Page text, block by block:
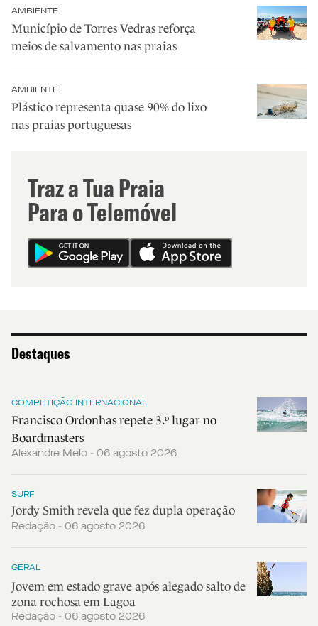
AMBIENTE
Município de Torres Vedras reforça
meios de salvamento nas praias
AMBIENTE
Plástico representa quase 90% do lixo
nas praias portuguesas
Traz a Tua Praia
Para o Telemóvel
Destaques
COMPETIÇÃO INTERNACIONAL
Francisco Ordonhas repete 3.º lugar no
Boardmasters
Alexandre Melo - 06 agosto 2026
SURF
Jordy Smith revela que fez dupla operação
Redação - 06 agosto 2026
GERAL
Jovem em estado grave após alegado salto de
zona rochosa em Lagoa
Redação - 06 agosto 2026